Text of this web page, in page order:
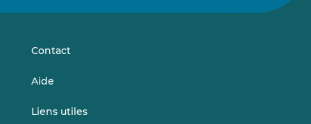
sursur
Contact
Aide
Liens utiles